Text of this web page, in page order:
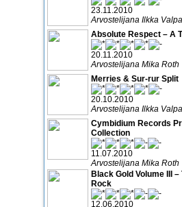
23.11.2010
Arvostelijana Ilkka
Absolute Respect – A
20.11.2010
Arvostelijana Mika Roth
Merries & Sur-rur Split
20.10.2010
Arvostelijana Ilkka
Cymbidium Records
Collection
11.07.2010
Arvostelijana Mika Roth
Black Gold Volume III
Rock
12.06.2010